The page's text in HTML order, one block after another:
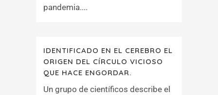
pandemia....
IDENTIFICADO EN EL CEREBRO EL
ORIGEN DEL CÍRCULO VICIOSO
QUE HACE ENGORDAR.
Un grupo de científicos describe el